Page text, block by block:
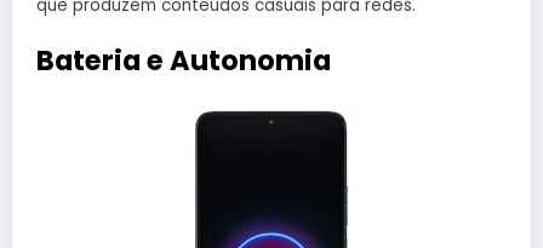
que produzem conteúdos casuais para redes.
Bateria e Autonomia